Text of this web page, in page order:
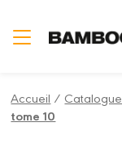
Accueil / Catalogue
tome 10